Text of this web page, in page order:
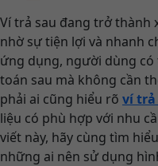
Ví trả sau đang trở thành
nhờ sự tiện lợi và nhanh
ứng dụng, người dùng
toán sau mà không cần
phải ai cũng hiểu rõ ví trả
liệu có phù hợp với nhu
viết này, hãy cùng tìm
những ai nên sử dụng